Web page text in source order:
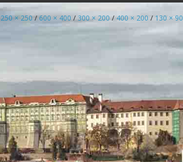
250 × 250 / 600 × 400 / 300 × 200 / 400 × 200 / 130 × 90